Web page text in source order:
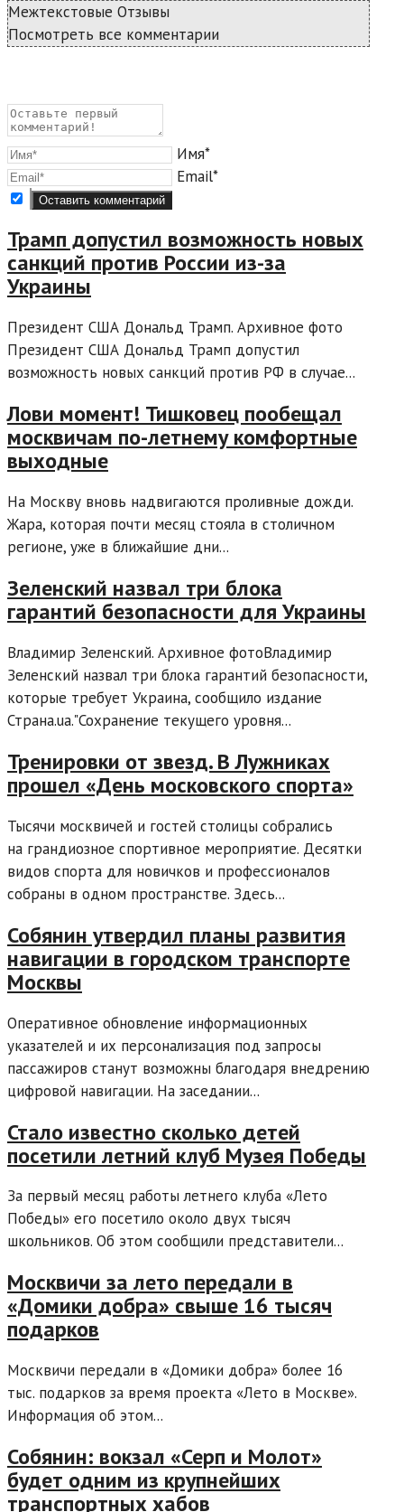
Межтекстовые Отзывы
Посмотреть все комментарии
Имя*
Email*
Трамп допустил возможность новых
санкций против России из-за
Украины
Президент США Дональд Трамп. Архивное фото
Президент США Дональд Трамп допустил
возможность новых санкций против РФ в случае...
Лови момент! Тишковец пообещал
москвичам по-летнему комфортные
выходные
На Москву вновь надвигаются проливные дожди.
Жара, которая почти месяц стояла в столичном
регионе, уже в ближайшие дни...
Зеленский назвал три блока
гарантий безопасности для Украины
Владимир Зеленский. Архивное фотоВладимир
Зеленский назвал три блока гарантий безопасности,
которые требует Украина, сообщило издание
Страна.ua."Сохранение текущего уровня...
Тренировки от звезд. В Лужниках
прошел «День московского спорта»
Тысячи москвичей и гостей столицы собрались
на грандиозное спортивное мероприятие. Десятки
видов спорта для новичков и профессионалов
собраны в одном пространстве. Здесь...
Собянин утвердил планы развития
навигации в городском транспорте
Москвы
Оперативное обновление информационных
указателей и их персонализация под запросы
пассажиров станут возможны благодаря внедрению
цифровой навигации. На заседании...
Стало известно сколько детей
посетили летний клуб Музея Победы
За первый месяц работы летнего клуба «Лето
Победы» его посетило около двух тысяч
школьников. Об этом сообщили представители...
Москвичи за лето передали в
«Домики добра» свыше 16 тысяч
подарков
Москвичи передали в «Домики добра» более 16
тыс. подарков за время проекта «Лето в Москве».
Информация об этом...
Собянин: вокзал «Серп и Молот»
будет одним из крупнейших
транспортных хабов